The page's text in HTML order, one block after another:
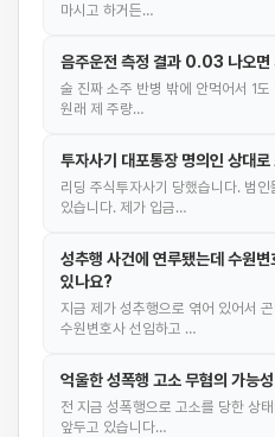
마시고 하거든…
음주운전 측정 결과 0.03 나오면
술 진짜 소주 반병 밖에 안먹어서 1
원래 제 주량…
투자사기 대포통장 명의인 상대
리딩 주식투자사기 당했습니다. 범인
있습니다. 제가 입금…
성추행 사건에 연루됐는데 수원
있나요?
지금 제가 성추행으로 엮어 있어서
수원변호사 선임하고 …
억울한 성폭행 고소 무혐의 가능
전 지금 성폭행으로 고소를 당한 상
앞두고 있습니다…